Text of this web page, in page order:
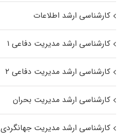
کارشناسی ارشد اطلاعات
کارشناسی ارشد مدیریت دفاعی ۱
کارشناسی ارشد مدیریت دفاعی ۲
کارشناسی ارشد مدیریت بحران
کارشناسی ارشد مدیریت جهانگردی